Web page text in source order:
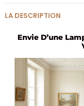
LA DESCRIPTION
Envie D’une